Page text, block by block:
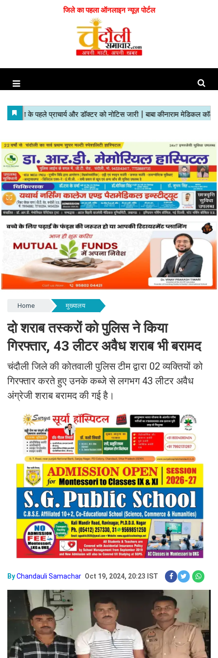
जिले का पहला ऑनलाइन न्यूज़ पोर्टल
Home मुख्यालय
दो शराब तस्करों को पुलिस ने किया
गिरफ्तार, 43 लीटर अवैध शराब भी बरामद
चंदौली जिले की कोतवाली पुलिस टीम द्वारा 02 व्यक्तियों को
गिरफ्तार करते हुए उनके कब्जे से लगभग 43 लीटर अवैध
अंग्रेजी शराब बरामद की गई है।
ByChandauli Samachar Oct 19, 2024, 20:23 IST